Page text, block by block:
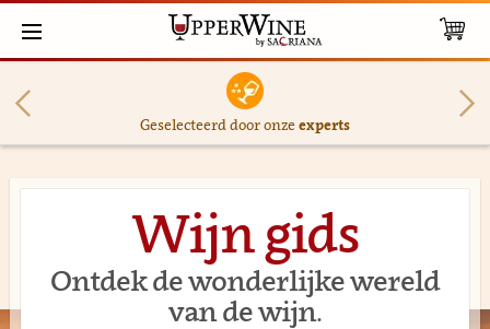
Geselecteerd door onzeexperts
Wijn gids
Ontdek de wonderlijke wereld
van de wijn.